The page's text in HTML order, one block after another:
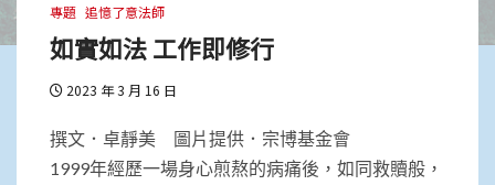
專題 追憶了意法師
如實如法 工作即修行
2023 年 3 月 16 日
撰文．卓靜美 圖片提供．宗博基金會
1999年經歷一場身心煎熬的病痛後，如同救贖般，